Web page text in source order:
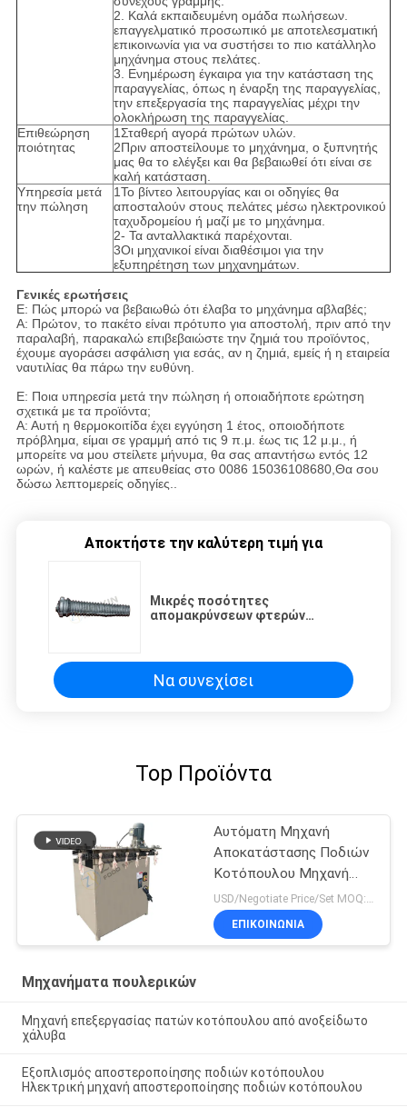
2. Καλά εκπαιδευμένη ομάδα πωλήσεων.
επαγγελματικό προσωπικό με αποτελεσματική
επικοινωνία για να συστήσει το πιο κατάλληλο
μηχάνημα στους πελάτες.
3. Ενημέρωση έγκαιρα για την κατάσταση της
παραγγελίας, όπως η έναρξη της παραγγελίας,
την επεξεργασία της παραγγελίας μέχρι την
ολοκλήρωση της παραγγελίας.
Επιθεώρηση
ποιότητας
1Σταθερή αγορά πρώτων υλών.
2Πριν αποστείλουμε το μηχάνημα, ο ξυπνητής
μας θα το ελέγξει και θα βεβαιωθεί ότι είναι σε
καλή κατάσταση.
Υπηρεσία μετά
την πώληση
1Το βίντεο λειτουργίας και οι οδηγίες θα
αποσταλούν στους πελάτες μέσω ηλεκτρονικού
ταχυδρομείου ή μαζί με το μηχάνημα.
2- Τα ανταλλακτικά παρέχονται.
3Οι μηχανικοί είναι διαθέσιμοι για την
εξυπηρέτηση των μηχανημάτων.
Γενικές ερωτήσεις
Ε: Πώς μπορώ να βεβαιωθώ ότι έλαβα το μηχάνημα αβλαβές;
Α: Πρώτον, το πακέτο είναι πρότυπο για αποστολή, πριν από την
παραλαβή, παρακαλώ επιβεβαιώστε την ζημιά του προϊόντος,
έχουμε αγοράσει ασφάλιση για εσάς, αν η ζημιά, εμείς ή η εταιρεία
ναυτιλίας θα πάρω την ευθύνη.
Ε: Ποια υπηρεσία μετά την πώληση ή οποιαδήποτε ερώτηση
σχετικά με τα προϊόντα;
Α: Αυτή η θερμοκοιτίδα έχει εγγύηση 1 έτος, οποιοδήποτε
πρόβλημα, είμαι σε γραμμή από τις 9 π.μ. έως τις 12 μ.μ., ή
μπορείτε να μου στείλετε μήνυμα, θα σας απαντήσω εντός 12
ωρών, ή καλέστε με απευθείας στο 0086 15036108680,Θα σου
δώσω λεπτομερείς οδηγίες..
Αποκτήστε την καλύτερη τιμή για
Μικρές ποσότητες
απομακρύνσεων φτερών
Να συνεχίσει
Top Προϊόντα
Αυτόματη Μηχανή
Αποκατάστασης Ποδιών
Κοτόπουλου Μηχανή
Επεξεργασίας Ποδιών
Κοτόπουλου από
ανοξείδωτο χάλυβα
USD/Negotiate Price/Set MOQ:1 σύνολο
ΕΠΙΚΟΙΝΩΝΊΑ
Μηχανήματα πουλερικών
Μηχανή επεξεργασίας πατών κοτόπουλου από ανοξείδωτο
χάλυβα
Εξοπλισμός αποστεροποίησης ποδιών κοτόπουλου
Ηλεκτρική μηχανή αποστεροποίησης ποδιών κοτόπουλου